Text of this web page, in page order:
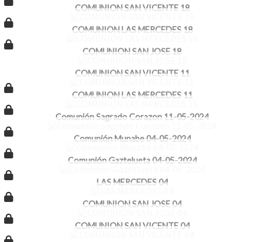
COMUNION SAN VICENTE 18
COMUNION LAS MERCEDES 18
COMUNION SAN JOSE 18
COMUNION SAN VICENTE 11
COMUNION LAS MERCEDES 11
Comunión Sagrado Corazon 11-05-2024
Comunión Munabe 04-05-2024
Comunión Gaztelueta 04-05-2024
LAS MERCEDES 04
COMUNION SAN JOSE 04
COMUNION SAN VICENTE 04